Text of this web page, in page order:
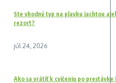
Ste vhodný typ na plavbu jachtou
rezort?
júl 24, 2026
Ako sa vrátiť k cvičeniu po